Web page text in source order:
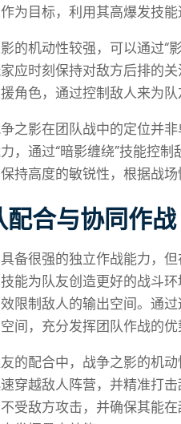
为目标，利用其高爆发技
的机动性较强，可以通过“
应时刻保持对敌方后排的
角色，通过控制敌人来为队
之影在团队战中的定位并
，通过“暗影缠绕”技能控
持高度的敏锐性，根据战场
合与协同作战
备很强的独立作战能力，
能为队友创造更好的战斗
限制敌人的输出空间。通
间，充分发挥团队作战的优
的配合中，战争之影的机
穿越敌人阵营，并精准打
受敌方攻击，并确保其能